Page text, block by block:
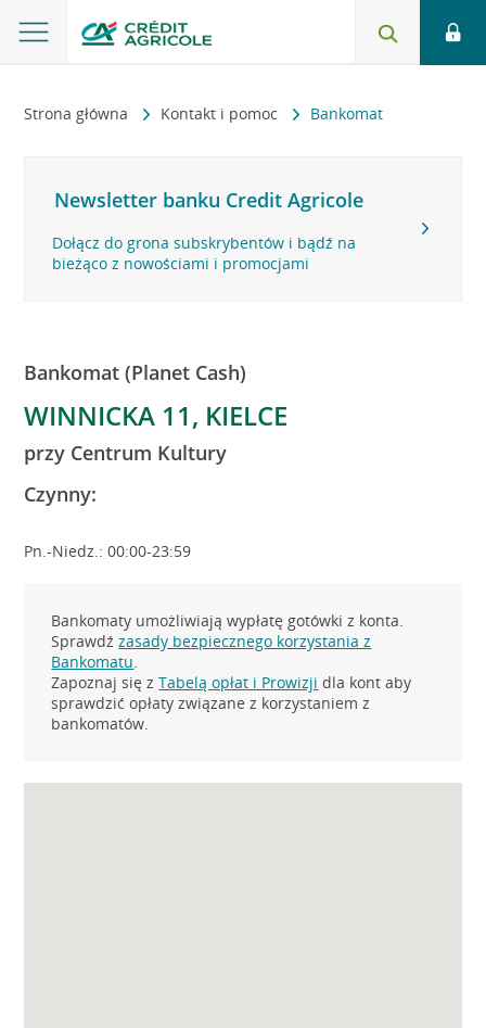
Strona główna Kontakt i pomoc Bankomat
Newsletter banku Credit Agricole
Dołącz do grona subskrybentów i bądź na
bieżąco z nowościami i promocjami
Bankomat (Planet Cash)
WINNICKA 11, KIELCE
przy Centrum Kultury
Czynny:
Pn.-Niedz.: 00:00-23:59
Bankomaty umożliwiają wypłatę gotówki z konta.
Sprawdźzasady bezpiecznego korzystania z
Bankomatu.
Zapoznaj się zTabelą opłat i Prowizji dla kont aby
sprawdzić opłaty związane z korzystaniem z
bankomatów.